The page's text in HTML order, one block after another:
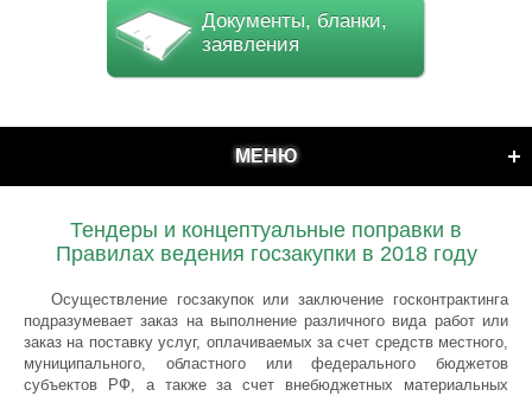
Документы, бланки,
заявления
МЕНЮ
Тендеры и концептуальные поправки в
Правилах ведения госзакупки в 2018 году
Осуществление госзакупок или заключение госконтрактинга
подразумевает заказ на выполнение различного вида работ или
заказ на поставку услуг, оплачиваемых за счет средств местного,
муниципального, областного или федерального бюджетов
субъектов РФ, а также за счет внебюджетных материальных